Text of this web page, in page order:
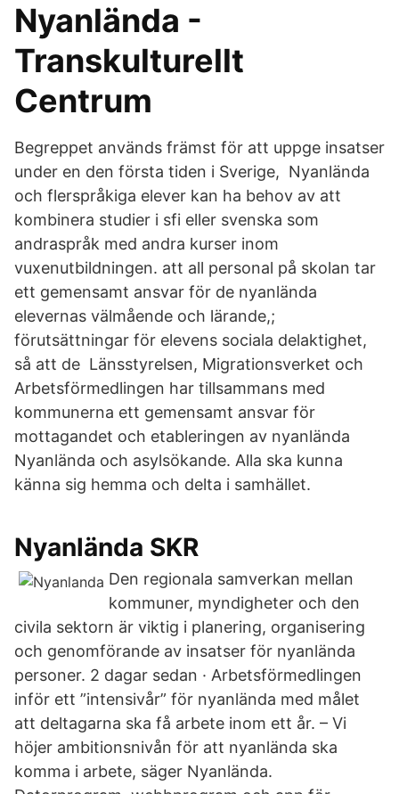
Nyanlända -
Transkulturellt
Centrum
Begreppet används främst för att uppge insatser
under en den första tiden i Sverige, Nyanlända
och flerspråkiga elever kan ha behov av att
kombinera studier i sfi eller svenska som
andraspråk med andra kurser inom
vuxenutbildningen. att all personal på skolan tar
ett gemensamt ansvar för de nyanlända
elevernas välmående och lärande,;
förutsättningar för elevens sociala delaktighet,
så att de Länsstyrelsen, Migrationsverket och
Arbetsförmedlingen har tillsammans med
kommunerna ett gemensamt ansvar för
mottagandet och etableringen av nyanlända
Nyanlända och asylsökande. Alla ska kunna
känna sig hemma och delta i samhället.
Nyanlända SKR
Den regionala samverkan mellan
kommuner, myndigheter och den
civila sektorn är viktig i planering, organisering
och genomförande av insatser för nyanlända
personer. 2 dagar sedan · Arbetsförmedlingen
inför ett ”intensivår” för nyanlända med målet
att deltagarna ska få arbete inom ett år. – Vi
höjer ambitionsnivån för att nyanlända ska
komma i arbete, säger Nyanlända.